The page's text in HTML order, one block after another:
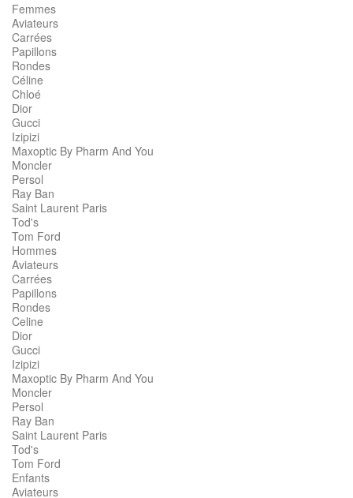
Femmes
Aviateurs
Carrées
Papillons
Rondes
Céline
Chloé
Dior
Gucci
Izipizi
Maxoptic By Pharm And You
Moncler
Persol
Ray Ban
Saint Laurent Paris
Tod's
Tom Ford
Hommes
Aviateurs
Carrées
Papillons
Rondes
Celine
Dior
Gucci
Izipizi
Maxoptic By Pharm And You
Moncler
Persol
Ray Ban
Saint Laurent Paris
Tod's
Tom Ford
Enfants
Aviateurs